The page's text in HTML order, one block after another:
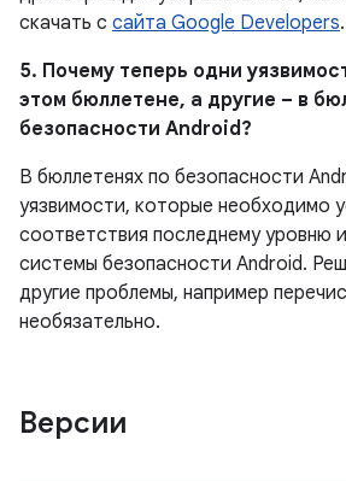
скачать с сайта Google Developers.
5. Почему теперь одни
этом бюллетене, а другие – в
безопасности Android?
В бюллетенях по безопасности
уязвимости, которые необходимо
соответствия последнему уровню
системы безопасности Android.
другие проблемы, например
необязательно.
Версии